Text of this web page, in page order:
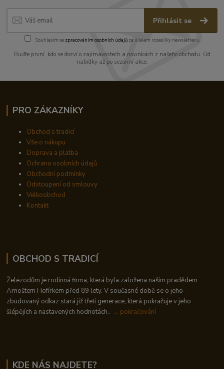
Přihlásit se
Souhlasím se zpracováním osobních údajůza účelem rozesílky newsletteru.
Buďte první, kdo se dozví o zajímavostech a novinkách z našeho obchodu. Od
nabídky až po sezónní akce.
PRO ZÁKAZNÍKY
Obchod s tradicí
Vše o nákupu
Doprava a platba
Ochrana osobních údajů
Obchodní podmínky
Odstoupení od smlouvy
Velkoobchod
Kontakt
OBCHOD S TRADICÍ
Železodům je rodinná firma, která byla založena naším pradědem
Arnoštem Hofírkem před 89 lety. V současné době se o jeho
zbudovaný odkaz stará již třetí generace, která pokračuje v jeho
šlépějích a nastavených hodnotách.. → pokračování
KDE NÁS NAJDETE?